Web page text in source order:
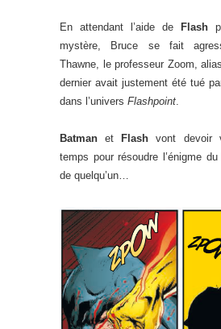
En attendant l’aide de Flash
mystère, Bruce se fait
Thawne, le professeur Zoom, alias
dernier avait justement été tué
dans l’univers Flashpoint.
Batmanet Flash vont devoir
temps pour résoudre l’énigme
de quelqu’un…